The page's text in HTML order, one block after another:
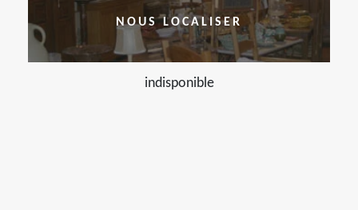
NOUS LOCALISER
indisponible